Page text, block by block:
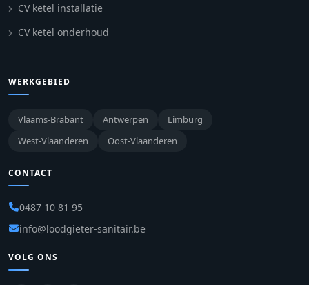
CV ketel installatie
CV ketel onderhoud
WERKGEBIED
Vlaams-Brabant Antwerpen
Limburg
West-Vlaanderen
Oost-Vlaanderen
CONTACT
0487 10 81 95
info@loodgieter-sanitair.be
VOLG ONS